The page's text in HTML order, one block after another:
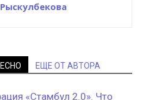
ЕЩЕ ОТ АВТОРА
«Стамбул 2.0». Что